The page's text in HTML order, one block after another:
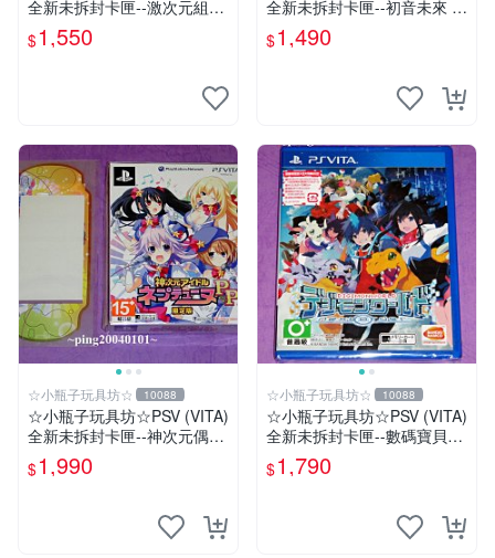
全新未拆封卡匣--激次元組合
戰機少女 VS 殭屍軍團 中文
版
$1,550
全新未拆封卡匣--初音未來 名
伶計畫X 中文版
$1,490
☆小瓶子玩具坊☆ 10088
☆小瓶子玩具坊☆PSV (VITA)
全新未拆封卡匣--神次元偶像
戰機少女 PP 日版限定版+ 特
典--機身貼
$1,990
☆小瓶子玩具坊☆ 10088
☆小瓶子玩具坊☆PSV (VITA)
全新未拆封卡匣--數碼寶貝世
界-next 0rder-新秩序 (初回日
版)
$1,790